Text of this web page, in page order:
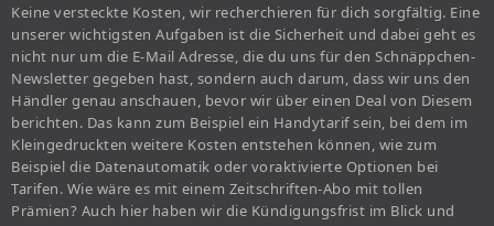
Keine versteckte Kosten, wir recherchieren für dich sorgfältig. Eine
unserer wichtigsten Aufgaben ist die Sicherheit und dabei geht es
nicht nur um die E-Mail Adresse, die du uns für den Schnäppchen-
Newsletter gegeben hast, sondern auch darum, dass wir uns den
Händler genau anschauen, bevor wir über einen Deal von Diesem
berichten. Das kann zum Beispiel ein Handytarif sein, bei dem im
Kleingedruckten weitere Kosten entstehen können, wie zum
Beispiel die Datenautomatik oder voraktivierte Optionen bei
Tarifen. Wie wäre es mit einem Zeitschriften-Abo mit tollen
Prämien? Auch hier haben wir die Kündigungsfrist im Blick und